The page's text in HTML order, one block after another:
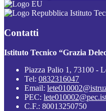
Istituto
Contatti
Istituto Tecnico “Grazia
Piazza Palio 1, 73100 -
Tel: 0832316047
Email:
PEC:
C.F.: 80013250750